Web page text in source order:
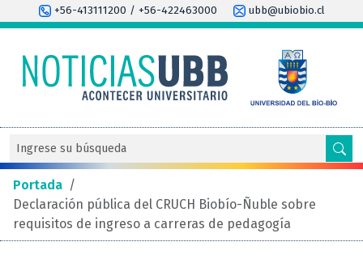
+56-413111200 / +56-422463000 ubb@ubiobio.cl
Portada /
Declaración pública del CRUCH Biobío-Ñuble sobre
requisitos de ingreso a carreras de pedagogía